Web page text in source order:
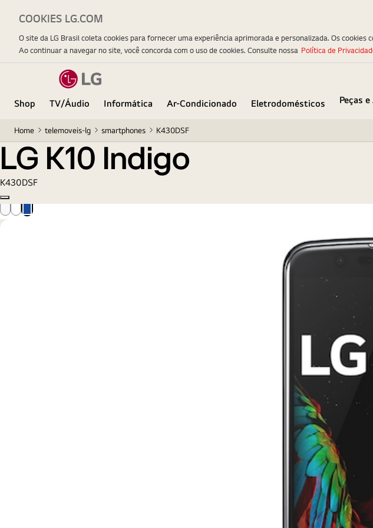
Shop TV/Áudio Informática Ar-Condicionado Eletrodomésticos Peças
Home telemoveis-lg smartphones K430DSF
LG K10 Indigo
LG K10 Indigo
K430DSF
Copy model name
BrancoDourado
COOKIES LG.COM
O site da LG Brasil coleta cookies para fornecer uma experiência aprimorada e personalizada. Os
Ao continuar a navegar no site, você concorda com o uso de cookies. Consulte nossa Política de